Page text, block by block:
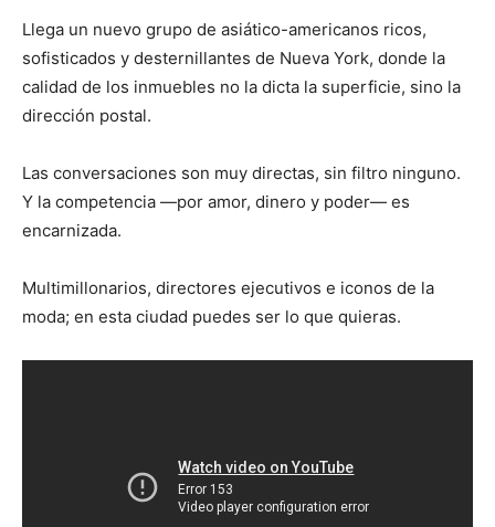
Llega un nuevo grupo de asiático-americanos ricos,
sofisticados y desternillantes de Nueva York, donde la
calidad de los inmuebles no la dicta la superficie, sino la
dirección postal.
Las conversaciones son muy directas, sin filtro ninguno.
Y la competencia —por amor, dinero y poder— es
encarnizada.
Multimillonarios, directores ejecutivos e iconos de la
moda; en esta ciudad puedes ser lo que quieras.